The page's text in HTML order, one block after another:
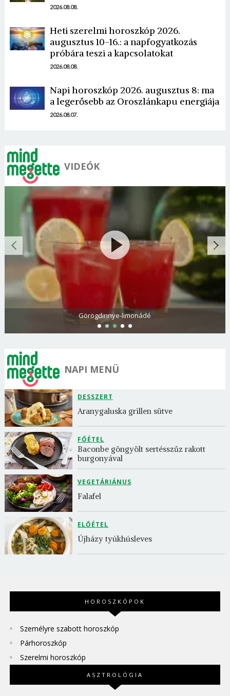
2026.08.08.
Heti szerelmi horoszkóp 2026.
augusztus 10-16.: a napfogyatkozás
próbára teszi a kapcsolatokat
2026.08.08.
Napi horoszkóp 2026. augusztus 8: ma
a legerősebb az Oroszlánkapu energiája
2026.08.07.
VIDEÓK
Görögdinnye-limonádé
NAPI MENÜ
DESSZERT
Aranygaluska grillen sütve
FŐÉTEL
Baconbe göngyölt sertésszűz rakott
burgonyával
VEGETÁRIÁNUS
Falafel
ELŐÉTEL
Újházy tyúkhúsleves
HOROSZKÓPOK
Személyre szabott horoszkóp
Párhoroszkóp
Szerelmi horoszkóp
ASZTROLÓGIA